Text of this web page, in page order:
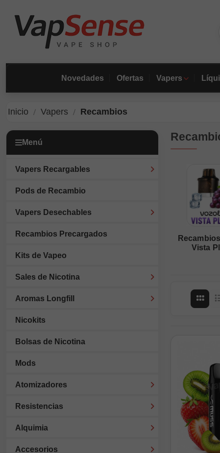
Novedades Ofertas Vapers
Inicio Vapers Recambios
Vista
Menú
Vapers Recargables
Pods de Recambio
Vapers Desechables
Recambios Precargados
Kits de Vapeo
Sales de Nicotina
Aromas Longfill
Nicokits
Bolsas de Nicotina
Mods
Atomizadores
Resistencias
Alquimia
Accesorios